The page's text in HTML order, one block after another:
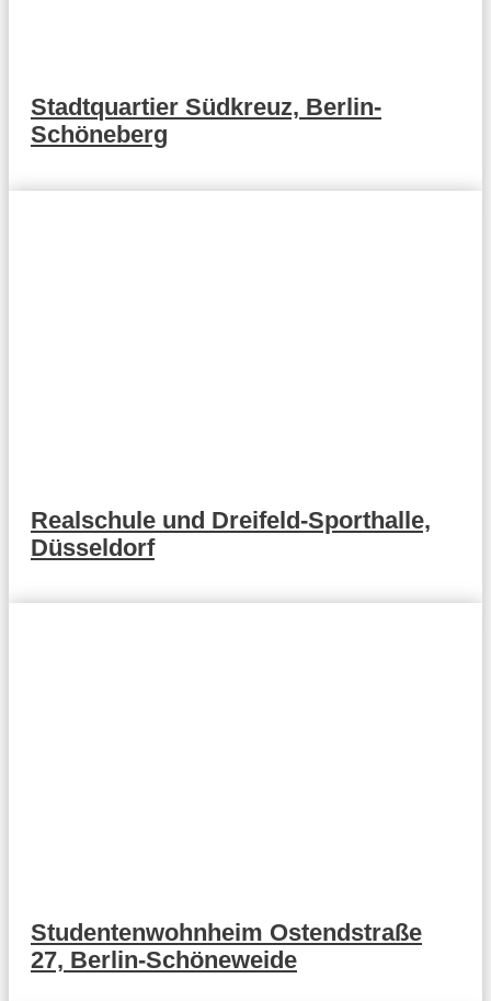
Stadtquartier Südkreuz, Berlin-
Schöneberg
Realschule und Dreifeld-Sporthalle,
Düsseldorf
Studentenwohnheim Ostendstraße
27, Berlin-Schöneweide